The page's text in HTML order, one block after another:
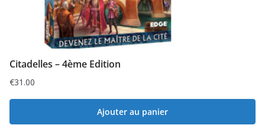
Citadelles – 4ème Edition
€31.00
Ajouter au panier